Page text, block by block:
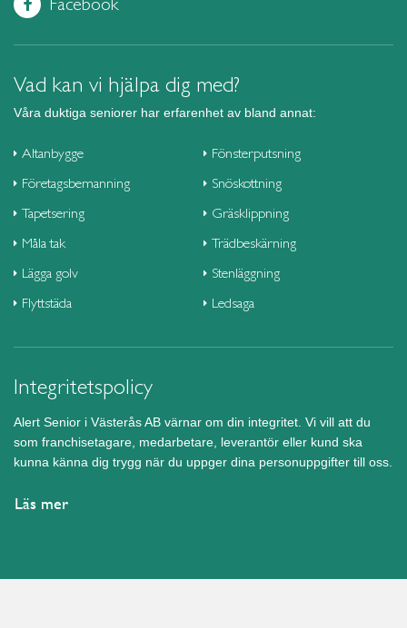
Vad kan vi hjälpa dig med?
Våra duktiga seniorer har erfarenhet av bland annat:
Altanbygge
Företagsbemanning
Tapetsering
Måla tak
Lägga golv
Flyttstäda
Fönsterputsning
Snöskottning
Gräsklippning
Trädbeskärning
Stenläggning
Ledsaga
Integritetspolicy
Alert Senior i Västerås AB värnar om din integritet. Vi vill att du
som franchisetagare, medarbetare, leverantör eller kund ska
kunna känna dig trygg när du uppger dina personuppgifter till oss.
Läs mer